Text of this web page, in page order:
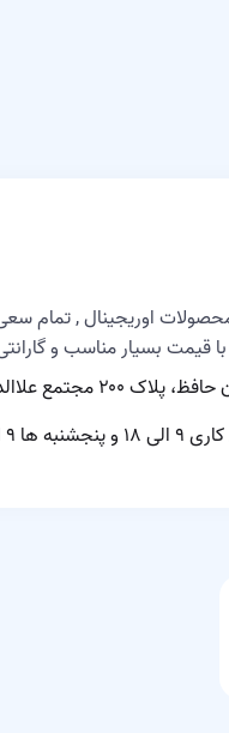
اوریجینال , تمام
قیمت بسیار مناسب و
۳ طبقه ۳ پلاک ۲